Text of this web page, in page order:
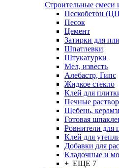
Строительные смеси
Пескобетон
Песок
Цемент
Затирки для
Шпатлевки
Штукатурки
Мел, известь
Алебастр, Гипс
Жидкое стекло
Клей для
Печные
Щебень,
Готовая
Ровнители для
Клей для
Добавки для
Кладочные и
+ ЕЩЕ 7